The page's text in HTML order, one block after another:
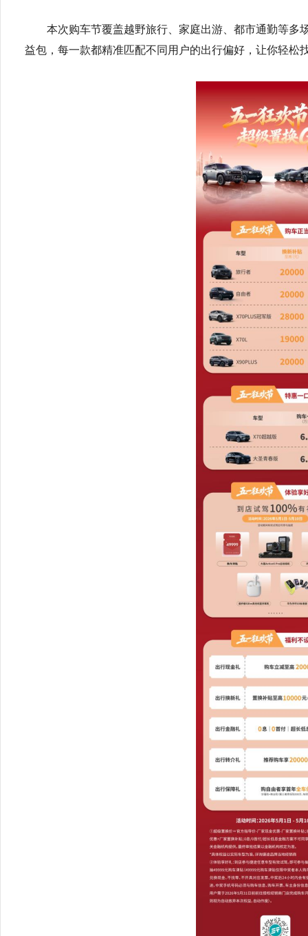
本次购车节覆盖越野旅行、家庭出游、都市通勤等多
益包，每一款都精准匹配不同用户的出行偏好，让你轻松